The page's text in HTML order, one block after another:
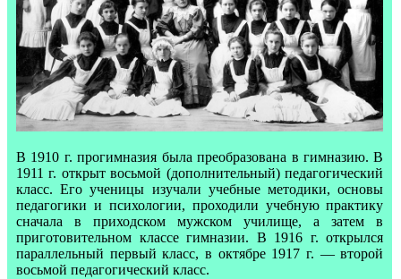
В 1910 г. прогимназия была преобразована в гимназию. В
1911 г. открыт восьмой (дополнительный) педагогический
класс. Его ученицы изучали учебные методики, основы
педагогики и психологии, проходили учебную практику
сначала в приходском мужском училище, а затем в
приготовительном классе гимназии. В 1916 г. открылся
параллельный первый класс, в октябре 1917 г. — второй
восьмой педагогический класс.